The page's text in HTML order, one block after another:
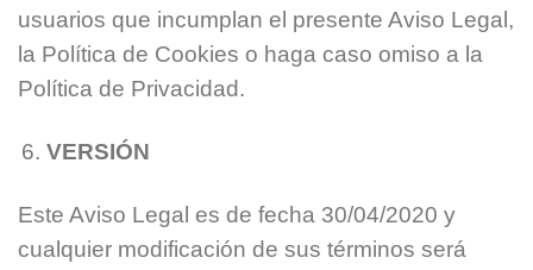
usuarios que incumplan el presente Aviso Legal,
la Política de Cookies o haga caso omiso a la
Política de Privacidad.
VERSIÓN
Este Aviso Legal es de fecha 30/04/2020 y
cualquier modificación de sus términos será